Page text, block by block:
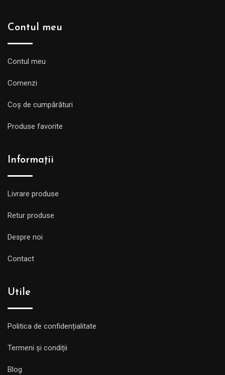
Contul meu
Contul meu
Comenzi
Coș de cumpărături
Produse favorite
Informații
Livrare produse
Retur produse
Despre noi
Contact
Utile
Politica de confidențialitate
Termeni și condiții
Blog